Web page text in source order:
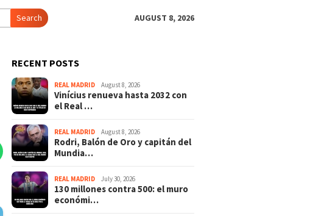
Search AUGUST 8, 2026
RECENT POSTS
REAL MADRID August 8, 2026
Vinícius renueva hasta 2032 con
el Real …
REAL MADRID August 8, 2026
Rodri, Balón de Oro y capitán del
Mundia…
REAL MADRID July 30, 2026
130 millones contra 500: el muro
económi…